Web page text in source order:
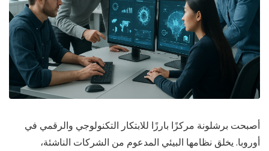
أصبحت برشلونة مركزًا بارزًا للابتكار التكنولوجي والرقمي في
أوروبا. يخلق نظامها البيئي المدعوم من الشركات الناشئة،